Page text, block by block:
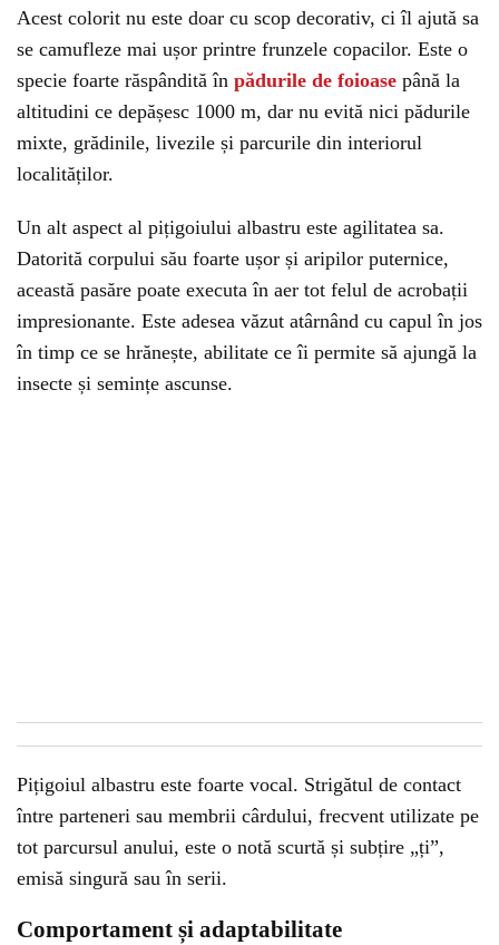
Acest colorit nu este doar cu scop decorativ, ci îl ajută sa
se camufleze mai ușor printre frunzele copacilor. Este o
specie foarte răspândită în pădurile de foioase până la
altitudini ce depășesc 1000 m, dar nu evită nici pădurile
mixte, grădinile, livezile și parcurile din interiorul
localităților.
Un alt aspect al pițigoiului albastru este agilitatea sa.
Datorită corpului său foarte ușor și aripilor puternice,
această pasăre poate executa în aer tot felul de acrobații
impresionante. Este adesea văzut atârnând cu capul în jos
în timp ce se hrănește, abilitate ce îi permite să ajungă la
insecte și semințe ascunse.
Pițigoiul albastru este foarte vocal. Strigătul de contact
între parteneri sau membrii cârdului, frecvent utilizate pe
tot parcursul anului, este o notă scurtă și subțire „ți”,
emisă singură sau în serii.
Comportament și adaptabilitate